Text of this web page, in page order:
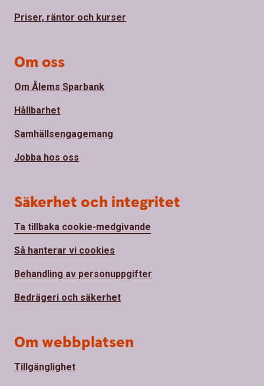
Priser, räntor och kurser
Om oss
Om Ålems Sparbank
Hållbarhet
Samhällsengagemang
Jobba hos oss
Säkerhet och integritet
Ta tillbaka cookie-medgivande
Så hanterar vi cookies
Behandling av personuppgifter
Bedrägeri och säkerhet
Om webbplatsen
Tillgänglighet